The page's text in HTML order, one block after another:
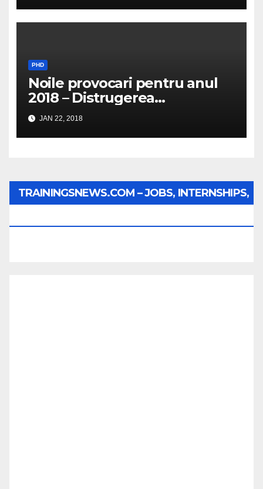
PHD
Noile provocari pentru anul
2018 – Distrugerea
structurilor EUro-Atlanti…
JAN 22, 2018
TRAININGSNEWS.COM – JOBS, INTERNSHIPS,